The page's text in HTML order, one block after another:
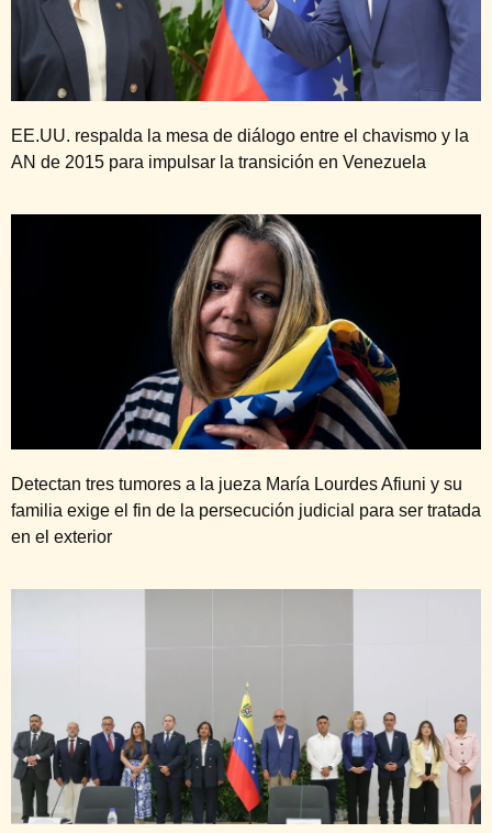
EE.UU. respalda la mesa de diálogo entre el chavismo y la
AN de 2015 para impulsar la transición en Venezuela
Detectan tres tumores a la jueza María Lourdes Afiuni y su
familia exige el fin de la persecución judicial para ser tratada
en el exterior